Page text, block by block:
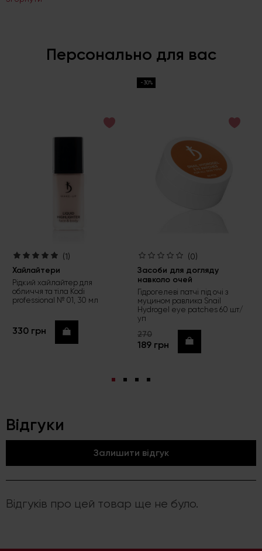
Персонально для вас
(1)
Хайлайтери
Рідкий хайлайтер для
обличчя та тіла Kodi
professional № 01, 30 мл
330 грн Купити
-30%
(0)
Засоби для догляду
навколо очей
Гідрогелеві патчі під очі з
муцином равлика Snail
Hydrogel eye patches 60 шт/
уп
270
189 грн Купити
Відгуки
Залишити відгук
Відгуків про цей товар ще не було.